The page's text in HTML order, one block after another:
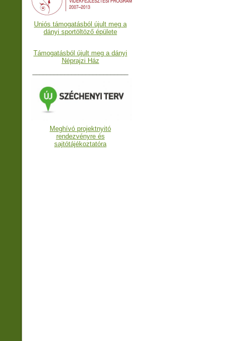
Uniós támogatásból újult meg a
dányi sportöltöző épülete
Támogatásból újult meg a dányi
Néprajzi Ház
Meghívó projektnyitó
rendezvényre és
sajtótájékoztatóra